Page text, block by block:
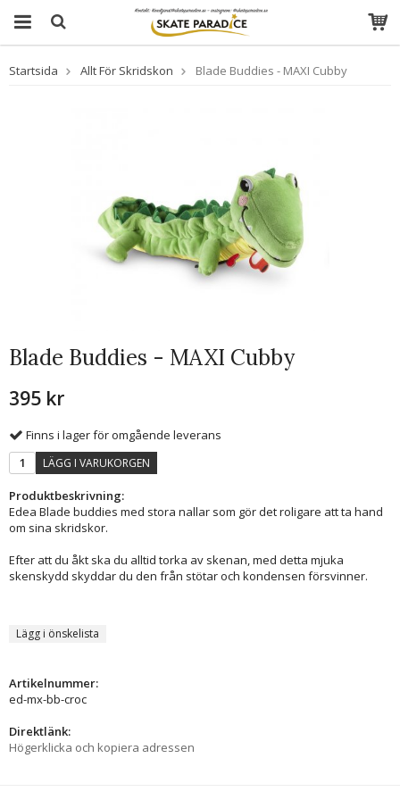
Startsida Allt För Skridskon Blade Buddies - MAXI Cubby
Blade Buddies - MAXI Cubby
395 kr
Finns i lager för omgående leverans
LÄGG I VARUKORGEN
Produktbeskrivning:
Edea Blade buddies med stora nallar som gör det roligare att ta hand
om sina skridskor.
Efter att du åkt ska du alltid torka av skenan, med detta mjuka
skenskydd skyddar du den från stötar och kondensen försvinner.
Lägg i önskelista
Artikelnummer:
ed-mx-bb-croc
Direktlänk:
Högerklicka och kopiera adressen